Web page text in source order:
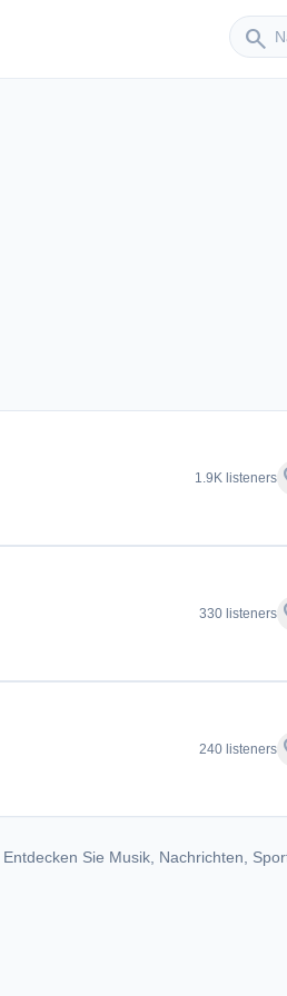
search
Sender
1.9K listeners
330 listeners
240 listeners
Sie Musik, Nachrichten,